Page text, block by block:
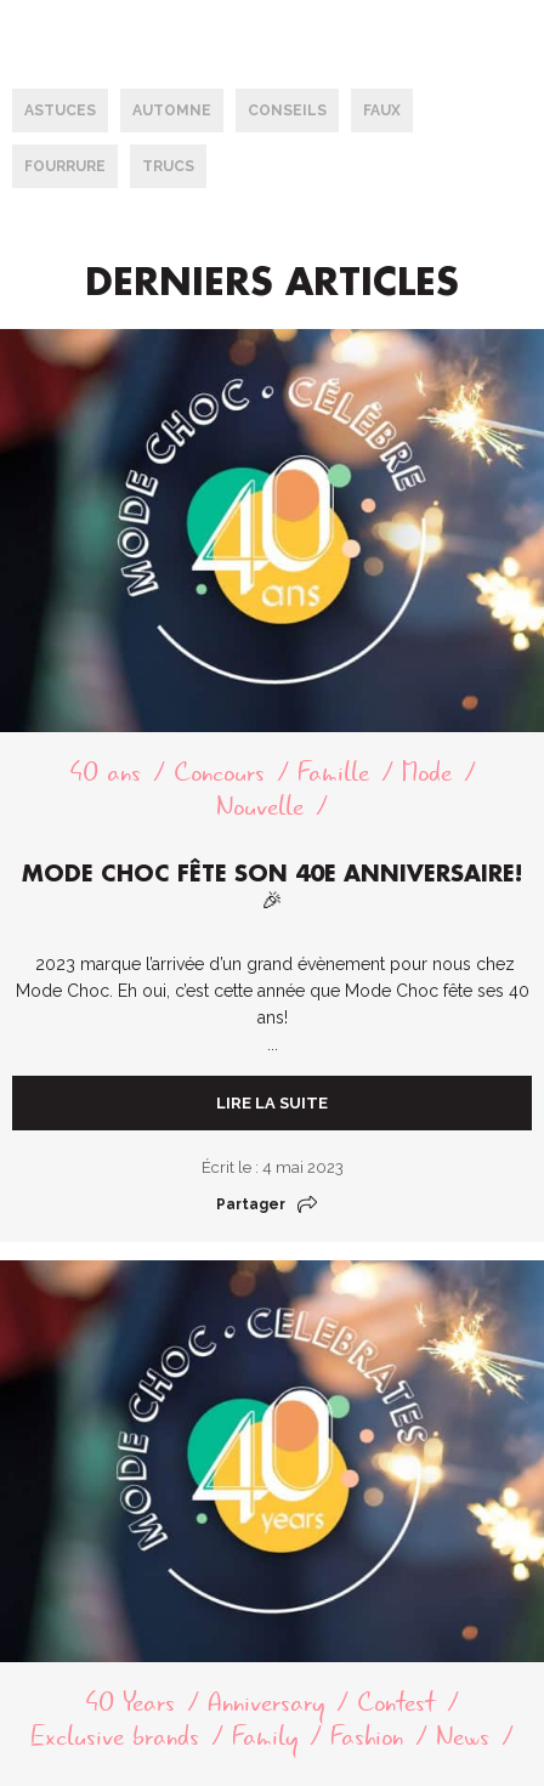
ASTUCES AUTOMNE CONSEILS FAUX
FOURRURE TRUCS
DERNIERS ARTICLES
40 ans Concours Famille
Mode
Nouvelle
MODE CHOC FÊTE SON 40E ANNIVERSAIRE!
🎉
2023 marque l’arrivée d’un grand évènement pour nous chez
Mode Choc. Eh oui, c’est cette année que Mode Choc fête ses 40
ans!
LIRE LA SUITE
Écrit le : 4 mai 2023
Partager
40 Years Anniversary
Contest
Exclusive brands
Family Fashion News